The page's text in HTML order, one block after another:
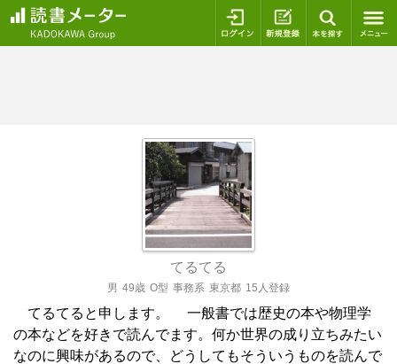
ログイン 新規登録
てるてる
男 49歳 O型 事務系 東京都 15人登録
てるてると申します。 一般書では歴史の本や物理学
の本などを好きで読んでます。何か世界の成り立ちみたい
なのに興味があるので、どうしてもそういうものを読んで